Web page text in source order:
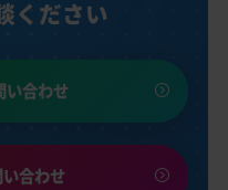
ください
合わせ
合わせ